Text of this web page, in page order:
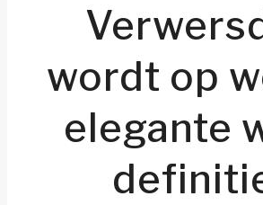
wordt op
elegante